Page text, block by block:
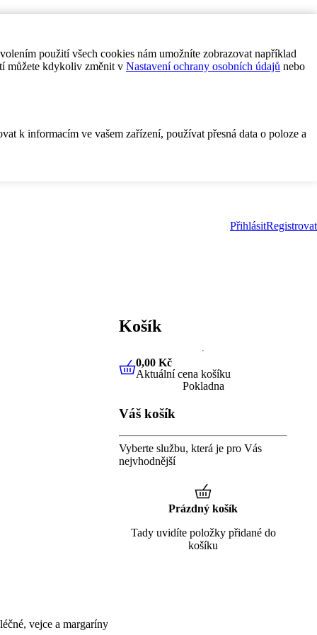
použití všech cookies nám umožníte zobrazovat například
můžete kdykoliv změnit v Nastavení ochrany osobních údajů nebo
k informacím ve vašem zařízení, používat přesná data o poloze a
PřihlásitRegistrovat
vejce a margaríny
Košík
0,00 KčAktuální cena košíku
0,00 Kč
Aktuální cena košíku
Pokladna
Váš košík
Vyberte službu, která je pro Vás
nejvhodnější
Prázdný košík
Tady uvidíte položky přidané do
košíku